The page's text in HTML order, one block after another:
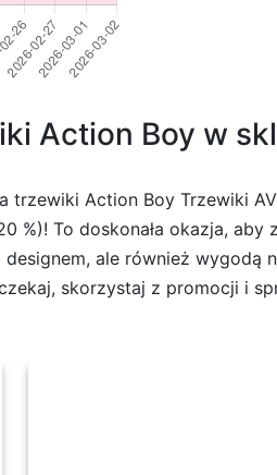
Action Boy w
trzewiki Action Boy Trzewiki
%)! To doskonała okazja,
ale również
skorzystaj z promocji i